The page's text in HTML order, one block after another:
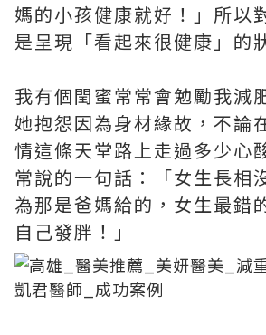
媽的小孩健康就好！」所以
是呈現「看起來很健康」的
我有個閏蜜常常會勉勵我減
她抱怨因為身材緣故，不論
情這條天堂路上走過多少心
常說的一句話：「女生長相
為那是爸媽給的，女生最錯
自己發胖！」